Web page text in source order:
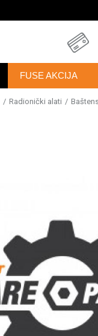
FUSE AKCIJA
Radionički alati